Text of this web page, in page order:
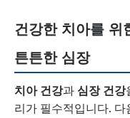
건강한 치아를 위
튼튼한 심장
치아 건강과 심장 건강
리가 필수적입니다.